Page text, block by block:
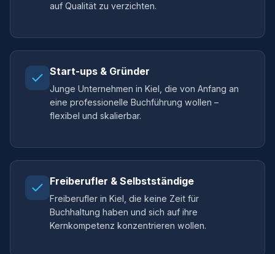
auf Qualität zu verzichten.
Start-ups & Gründer
Junge Unternehmen in Kiel, die von Anfang an
eine professionelle Buchführung wollen –
flexibel und skalierbar.
Freiberufler & Selbstständige
Freiberufler in Kiel, die keine Zeit für
Buchhaltung haben und sich auf ihre
Kernkompetenz konzentrieren wollen.